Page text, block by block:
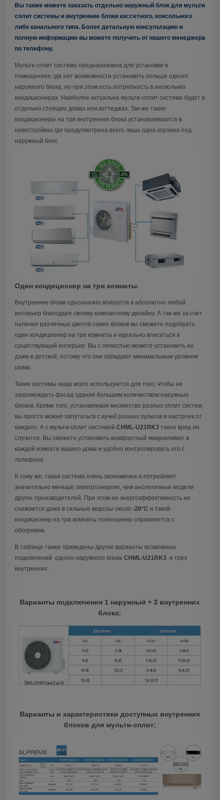
Вы также можете заказать отдельно наружный блок для мульти
сплит системы и внутренние блоки кассетного, консольного
либо канального типа. Более детальную консультацию и
полную информацию вы можете получить от нашего менеджера
по телефону.
Мульти сплит система предназначена для установки в
помещениях, где нет возможности установить больше одного
наружного блока, но при этом есть потребность в нескольких
кондиционерах. Наиболее актуальна мульти-сплит система будет в
отдельно стоящих домах или коттеджах. Так-же такие
кондиционеры на три внутренних блока устанавливаются в
новостройках где предусмотрена всего лишь одна корзина под
наружный блок.
Один кондиционер на три комнаты.
Внутренние блоки однозначно впишутся в абсолютно любой
интерьер благодаря своему компактному дизайну. А так-же за счет
наличия различных цветов самих блоков вы сможете подобрать
один кондиционер на три комнаты и идеально вписаться в
существующий интерьер. Вы с легкостью можете установить их
даже в детской, потому что они обладают минимальным уровнем
шума.
Такие системы чаще всего используются для того, чтобы не
загромождать фасад здания большим количеством наружных
блоков. Кроме того, устанавливая множество разных сплит систем,
вы просто можно запутаться с кучей разных пультов и настроек от
каждого. А с мульти-сплит системой CHML-U21RK3 такое вряд ли
случится. Вы сможете установить комфортный микроклимат в
каждой комнате вашего дома и удобно контролировать его с
телефона.
К тому же, такая система очень экономична и потребляет
значительно меньше электроэнергии, чем анологичные модели
других производителей. При этом ее энергоэффективность не
снижается даже в сильные морозы около -20°С и такой
кондиционер на три комнаты полноценно справляется с
обогревом.
В таблице также приведены другие варианты возможных
подключений одного наружного блока CHML-U21RK3 и трех
внутренних.
Варианты подключения 1 наружный + 3 внутренних
блока:
Варианты и характеристики доступных внутренних
блоков для мульти-сплит: